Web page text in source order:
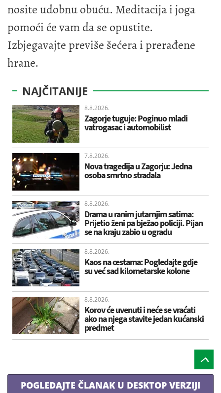
nosite udobnu obuću. Meditacija i joga
pomoći će vam da se opustite.
Izbjegavajte previše šećera i prerađene
hrane.
NAJČITANIJE
8.8.2026.
Zagorje tuguje: Poginuo mladi
vatrogasac i automobilist
7.8.2026.
Nova tragedija u Zagorju: Jedna
osoba smrtno stradala
8.8.2026.
Drama u ranim jutarnjim satima:
Prijetio ženi pa bježao policiji. Pijan
se na kraju zabio u ogradu
8.8.2026.
Kaos na cestama: Pogledajte gdje
su već sad kilometarske kolone
8.8.2026.
Korov će uvenuti i neće se vraćati
ako na njega stavite jedan kućanski
predmet
POGLEDAJTE ČLANAK U DESKTOP VERZIJI